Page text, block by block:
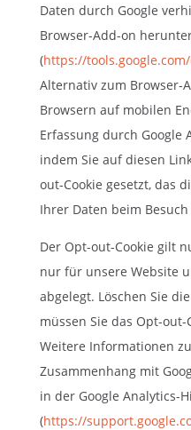
Daten durch Google
Browser-Add-on
(https://
Alternativ zum Browser-
Browsern auf mobilen
Erfassung durch Google
indem Sie auf diesen
out-Cookie gesetzt, das
Ihrer Daten beim
Der Opt-out-Cookie gilt
nur für unsere Website
abgelegt. Löschen Sie
müssen Sie das Opt-
Weitere Informationen
Zusammenhang mit
in der Google Analytics-
(https://